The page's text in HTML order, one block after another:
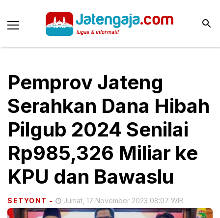
Pemprov Jateng
Serahkan Dana Hibah
Pilgub 2024 Senilai
Rp985,326 Miliar ke
KPU dan Bawaslu
SETYONT - Jumat, 17 November 2023 08:07 WIB